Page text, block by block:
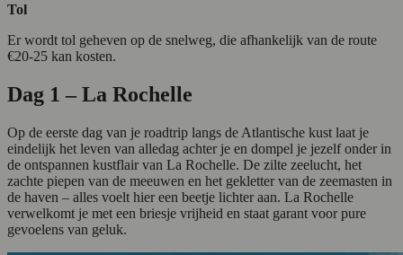
Tol
Er wordt tol geheven op de snelweg, die afhankelijk van de route
€20-25 kan kosten.
Dag 1 – La Rochelle
Op de eerste dag van je roadtrip langs de Atlantische kust laat je
eindelijk het leven van alledag achter je en dompel je jezelf onder in
de ontspannen kustflair van La Rochelle. De zilte zeelucht, het
zachte piepen van de meeuwen en het gekletter van de zeemasten in
de haven – alles voelt hier een beetje lichter aan. La Rochelle
verwelkomt je met een briesje vrijheid en staat garant voor pure
gevoelens van geluk.